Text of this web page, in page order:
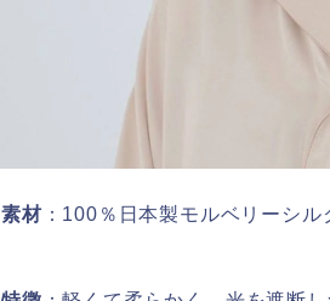
素材：100％日本製モルベリーシ